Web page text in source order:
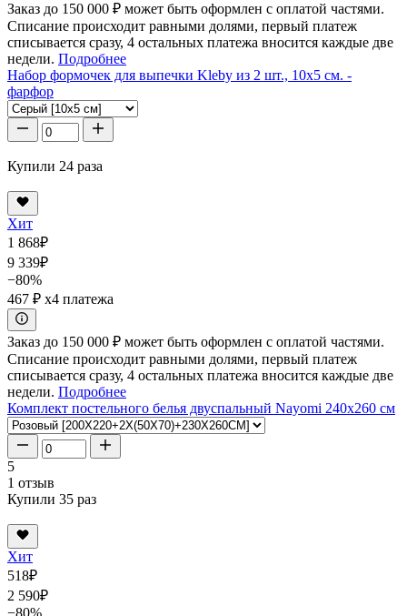
Заказ до 150 000 ₽ может быть оформлен с оплатой частями.
Списание происходит равными долями, первый платеж
списывается сразу, 4 остальных платежа вносится каждые две
недели. Подробнее
Набор формочек для выпечки Kleby из 2 шт., 10x5 см. -
фарфор
Купили 24 раза
Хит
1 868₽
9 339₽
−80%
467 ₽ x4 платежа
Заказ до 150 000 ₽ может быть оформлен с оплатой частями.
Списание происходит равными долями, первый платеж
списывается сразу, 4 остальных платежа вносится каждые две
недели. Подробнее
Комплект постельного белья двуспальный Nayomi 240x260 см
5
1 отзыв
Купили 35 раз
Хит
518₽
2 590₽